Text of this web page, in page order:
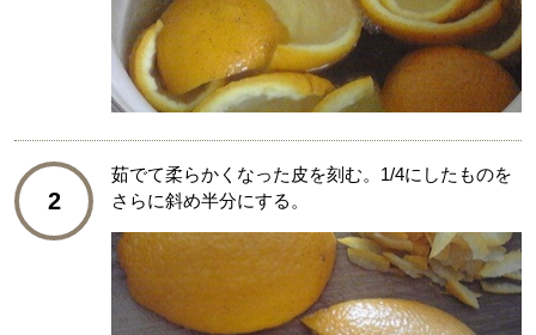
2
茹でて柔らかくなった皮を刻む。1/4にしたものを
さらに斜め半分にする。